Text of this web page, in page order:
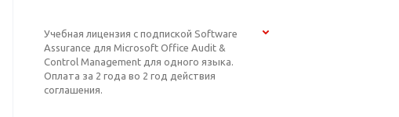
Учебная лицензия с подпиской Software
Assurance для Microsoft Office Audit &
Control Management для одного языка.
Оплата за 2 года во 2 год действия
соглашения.